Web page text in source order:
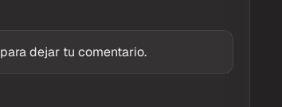
para dejar tu comentario.